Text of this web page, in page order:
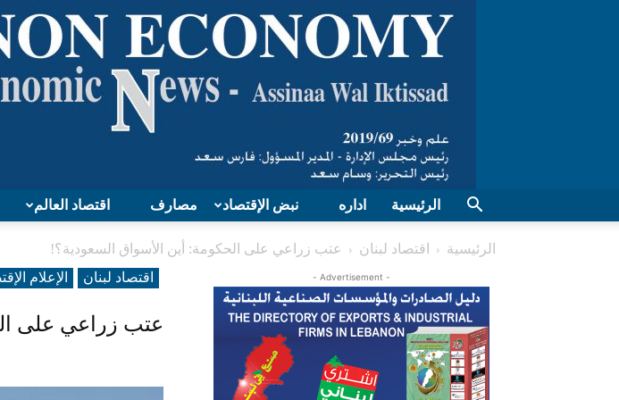
اقتصاد العالم مصارف نبض الإقتصاد اداره الرئيسية
الرئيسية اقتصاد لبنان
عتب زراعي على الحكومة: أين الأسواق السعودية؟!
اقتصاد لبنان
الإعلام
عتب زراعي على
- Advertisement -